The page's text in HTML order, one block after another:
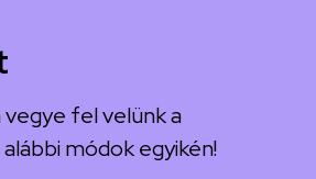
fel velünk a
módok egyikén!